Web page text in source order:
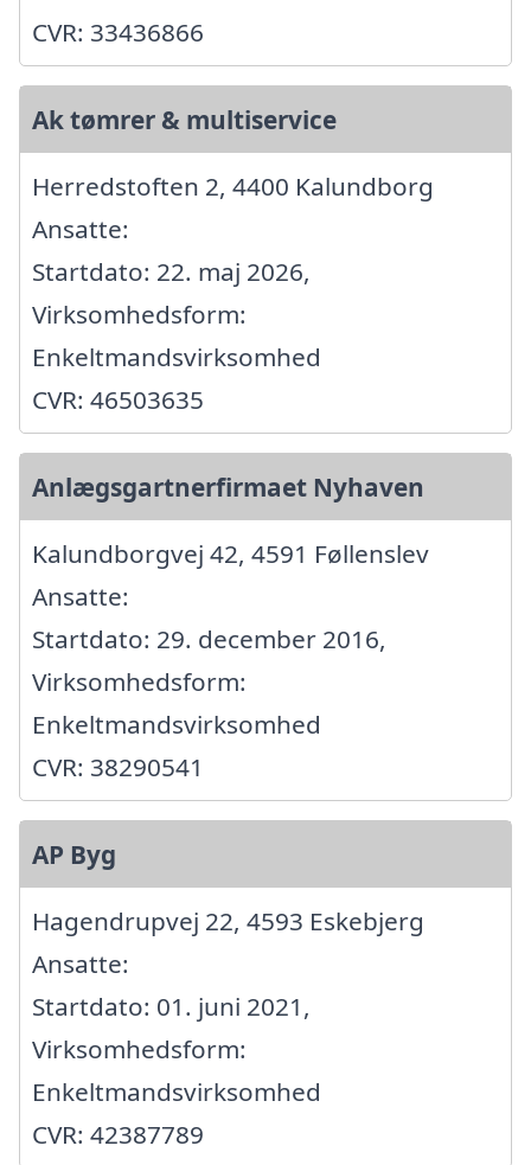
CVR: 33436866
Ak tømrer & multiservice
Herredstoften 2, 4400 Kalundborg
Ansatte:
Startdato: 22. maj 2026,
Virksomhedsform:
Enkeltmandsvirksomhed
CVR: 46503635
Anlægsgartnerfirmaet Nyhaven
Kalundborgvej 42, 4591 Føllenslev
Ansatte:
Startdato: 29. december 2016,
Virksomhedsform:
Enkeltmandsvirksomhed
CVR: 38290541
AP Byg
Hagendrupvej 22, 4593 Eskebjerg
Ansatte:
Startdato: 01. juni 2021,
Virksomhedsform:
Enkeltmandsvirksomhed
CVR: 42387789